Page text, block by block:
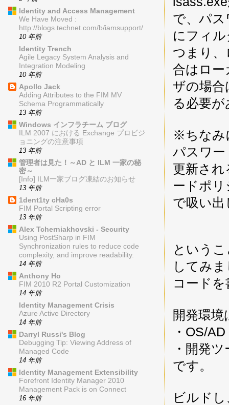
で、パ
にフィ
つまり
合はロー
ザの場
る必要
※ちなみ
パスワ
更新さ
ードポ
で吸い
という
してみ
コード
開発環境
・OS/
・開発
です。
ビルド
Identity and Access Management
We Have Moved :
http://blogs.technet.com/b/iamsupport/
10 年前
Identity Trench
Agile Legacy System Analysis and
Integration Modeling
10 年前
Apollo Jack
Adding Attributes to the FIM MV
Schema Programmatically
13 年前
Windows インフラチーム ブログ
ILM 2007 における Exchange プロビジ
ョニングの注意事項
13 年前
管理者は見た！～AD と ILM 一家の秘
密～
[Info] ILM一家ブログ凍結のお知らせ
13 年前
1dent1ty cHa0s
FIM Portal Scripting error
13 年前
Alex Tcherniakhovski - Security
Using PostSharp in FIM
Synchronization rules to reduce code
complexity, and improve readability.
14 年前
Anthony Ho
FIM 2010 R2 Portal Customization
14 年前
Identity Management Crisis
Azure Active Directory
14 年前
Darryl Russi's Blog
Debugging Tip: Viewing Address of
Managed Code
14 年前
Identity Management Extensibility
Forefront Identity Manager 2010
Management Pack is on Connect
16 年前